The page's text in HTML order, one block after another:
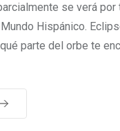
se verá por
Hispánico.
parte del orbe te